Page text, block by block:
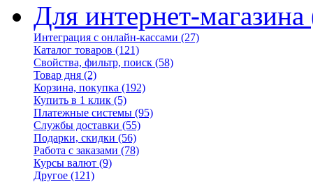
Для интернет-магазина
Интеграция с онлайн-кассами (27)
Каталог товаров (121)
Свойства, фильтр, поиск (58)
Товар дня (2)
Корзина, покупка (192)
Купить в 1 клик (5)
Платежные системы (95)
Службы доставки (55)
Подарки, скидки (56)
Работа с заказами (78)
Курсы валют (9)
Другое (121)